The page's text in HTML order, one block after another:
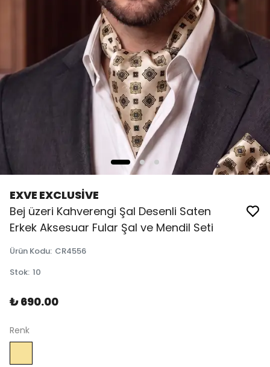
EXVE EXCLUSİVE
Bej üzeri Kahverengi Şal Desenli Saten
Erkek Aksesuar Fular Şal ve Mendil Seti
Ürün Kodu: CR4556
Stok: 10
₺ 690.00
Renk